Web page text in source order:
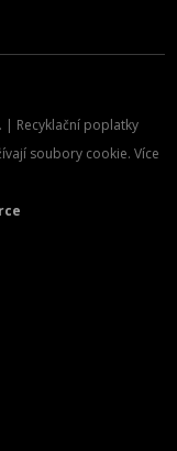
| Recyklační poplatky
soubory cookie. Více